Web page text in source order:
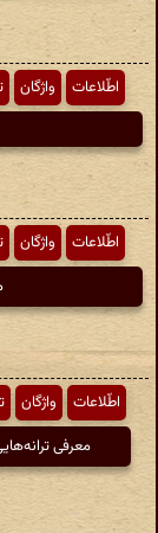
اطّلاعات واژگان
اطّلاعات واژگان
اطّلاعات واژگان
معرفی